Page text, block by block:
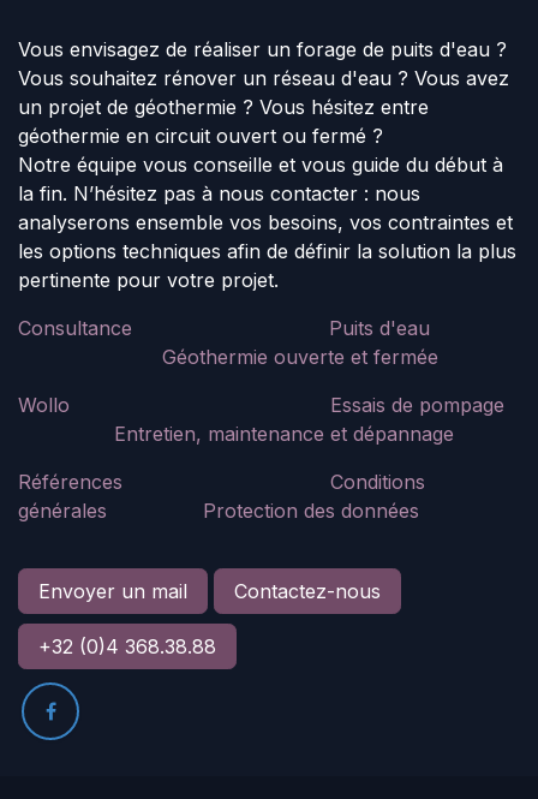
Vous envisagez de réaliser un forage de puits d'eau ?
Vous souhaitez rénover un réseau d'eau ? Vous avez
un projet de géothermie ? Vous hésitez entre
géothermie en circuit ouvert ou fermé ?
Notre équipe vous conseille et vous guide du début à
la fin. N’hésitez pas à nous contacter : nous
analyserons ensemble vos besoins, vos contraintes et
les options techniques afin de définir la solution la plus
pertinente pour votre projet.
Consultance
Puits d'eau
Géothermie ouverte et fermée
Wollo
Essais de pompage
​Entretien, maintenance et dépannage
Références
Conditions
générales
Protection des données
Envoyer un mail Contactez-nous
+32 (0)4 368.38.88